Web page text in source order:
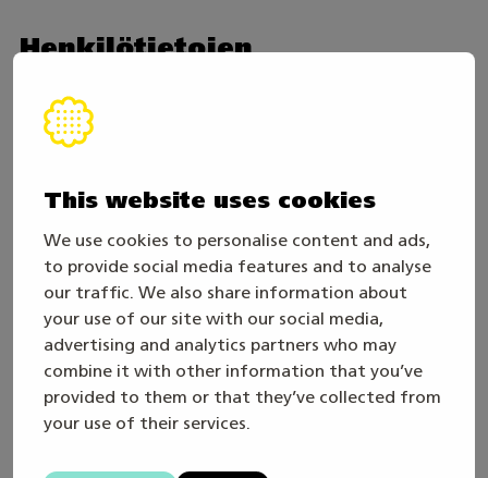
This website uses cookies
We use cookies to personalise content and ads,
to provide social media features and to analyse
our traffic. We also share information about
your use of our site with our social media,
advertising and analytics partners who may
combine it with other information that you’ve
provided to them or that they’ve collected from
your use of their services.
Henkilötietojen
Skills Finlandin viestintäyksikkö ja Taitaja2026-
IT-yritys, joka ylläpitää Taitaja2026 -
verkkosivustoa
verkkosivuston analytiikkapalvelu Google
Analytics.
Henkilötietojen säilyttäminen